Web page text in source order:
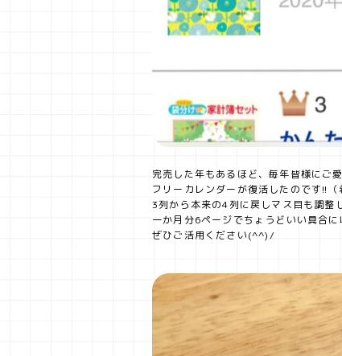
完売した年もあるほど、毎年皆様にご
フリーカレンダーが復活したのです!!（
3列から本来の4列に戻しマス目も調整し
一か月分6ページでちょうどいい具合
ぜひご活用ください(^^)/